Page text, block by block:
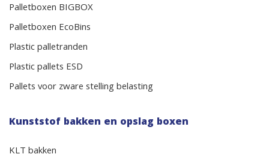
Palletboxen BIGBOX
Palletboxen EcoBins
Plastic palletranden
Plastic pallets ESD
Pallets voor zware stelling belasting
Kunststof bakken en opslag boxen
KLT bakken